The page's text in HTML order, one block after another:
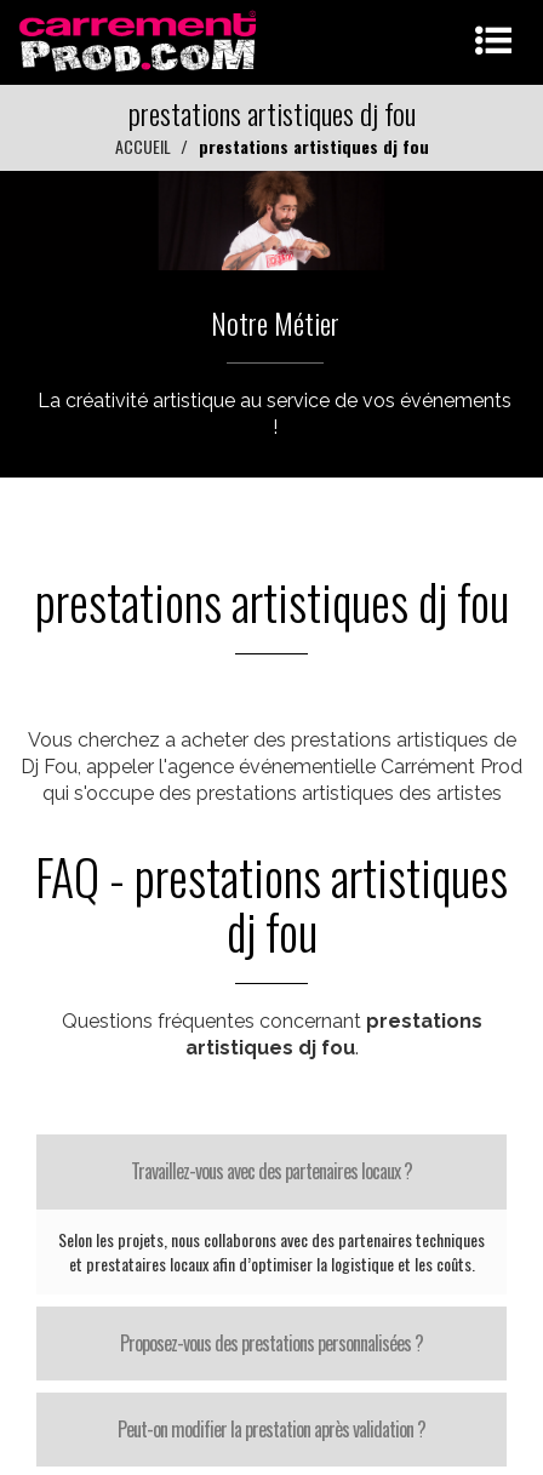
prestations artistiques dj fou
ACCUEIL prestations artistiques dj fou
Notre Métier
La créativité artistique au service de vos événements
!
prestations artistiques dj fou
Vous cherchez a acheter des prestations artistiques de
Dj Fou, appeler l'agence événementielle Carrément Prod
qui s'occupe des prestations artistiques des artistes
FAQ - prestations artistiques
dj fou
Questions fréquentes concernant prestations
artistiques dj fou.
Travaillez-vous avec des partenaires locaux ?
Selon les projets, nous collaborons avec des partenaires techniques
et prestataires locaux afin d’optimiser la logistique et les coûts.
Proposez-vous des prestations personnalisées ?
Peut-on modifier la prestation après validation ?